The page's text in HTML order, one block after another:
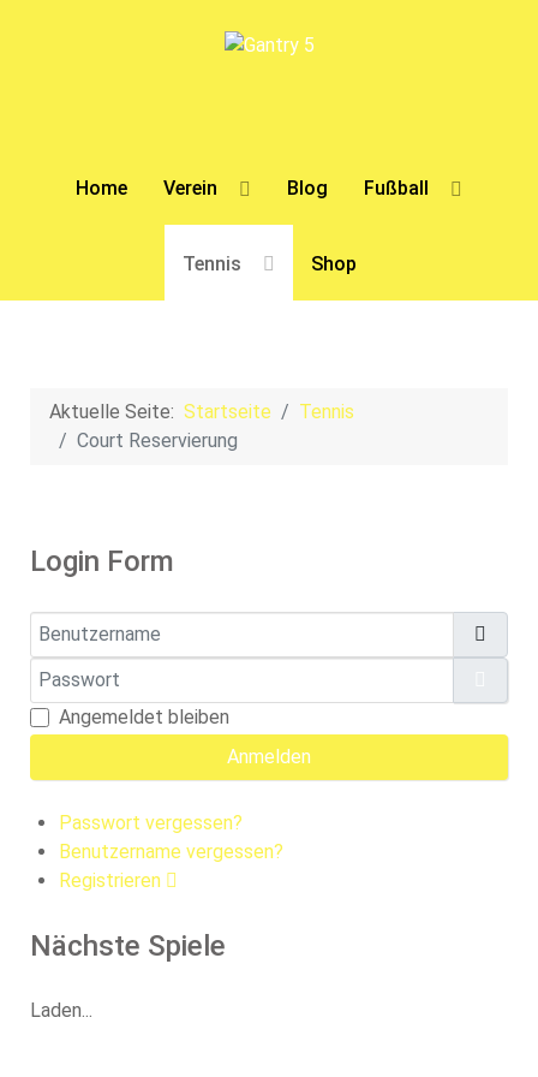
Home Verein Blog Fußball
Tennis Shop
Aktuelle Seite: Startseite
Tennis
Court Reservierung
Login Form
Benutzername
Passwort
Angemeldet bleiben
Anmelden
Passwort vergessen?
Benutzername vergessen?
Registrieren
Nächste Spiele
Laden...